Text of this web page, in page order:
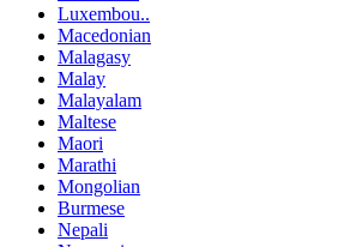
Luxembou..
Macedonian
Malagasy
Malay
Malayalam
Maltese
Maori
Marathi
Mongolian
Burmese
Nepali